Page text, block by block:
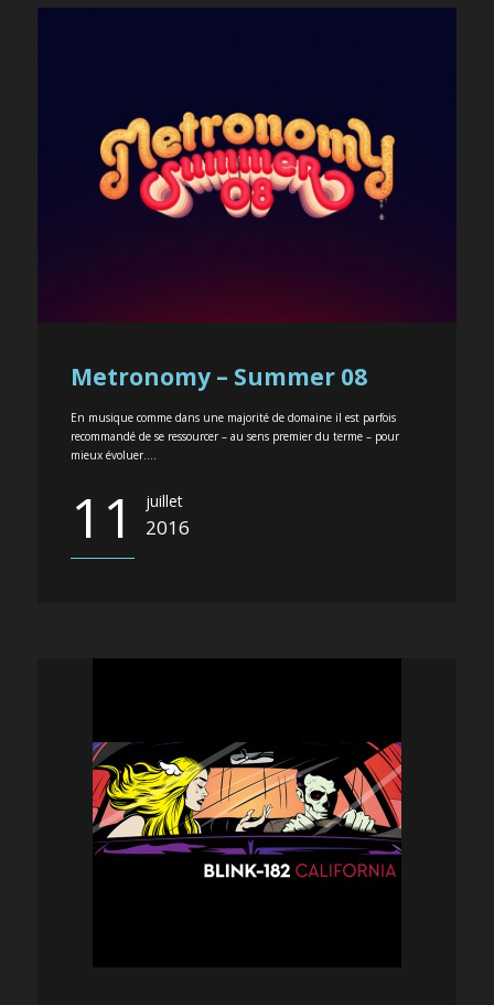
Metronomy – Summer 08
En musique comme dans une majorité de domaine il est parfois
recommandé de se ressourcer – au sens premier du terme – pour
mieux évoluer....
11 juillet
2016